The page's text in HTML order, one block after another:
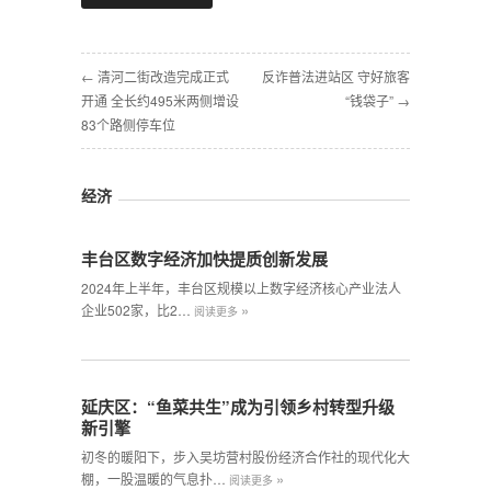
← 清河二街改造完成正式
开通 全长约495米两侧增设
83个路侧停车位
反诈普法进站区 守好旅客
“钱袋子” →
经济
丰台区数字经济加快提质创新发展
2024年上半年，丰台区规模以上数字经济核心产业法人
企业502家，比2…
阅读更多 »
延庆区：“鱼菜共生”成为引领乡村转型升级
新引擎
初冬的暖阳下，步入吴坊营村股份经济合作社的现代化大
棚，一股温暖的气息扑…
阅读更多 »